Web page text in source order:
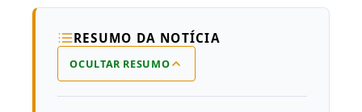
RESUMO DA NOTÍCIA
OCULTAR RESUMO